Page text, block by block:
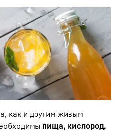
как и другим живым
пища, кислород,